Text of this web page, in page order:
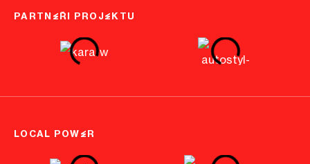
PARTNEŘI PROJEKTU
LOCAL POWER